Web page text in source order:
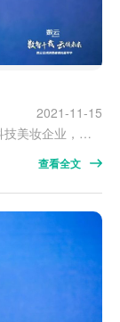
2021-11-15
2019年，伽蓝发布了自己愿景，要成为一家高科技美妆企业，致力于产品科技和数字科技。 在日前的数云全域消费者增长嘉年华现场，伽蓝营销数字化负责人王超分享了些伽蓝数字化转型的一期成绩： 一年内，全渠道会员数超4300万人，增长翻番；粉丝数3.5亿，增长10倍。2020年双十一，旗下品牌自然堂蝉联全网国货销量第一。 怎么做到的？王超把伽蓝的数字化转型战略概括为：以消费者为中心，通过企业自身努力，并借助…
查看全文